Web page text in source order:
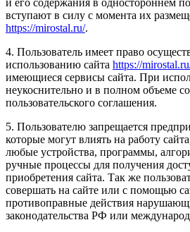
вступают в силу с момента их
https://mirostal.ru/.
4. Пользователь имеет право
использованию сайта https://
имеющиеся сервисы сайта. При
неукоснительно и в полном объеме
пользовательского соглашения.
5. Пользователю запрещается
которые могут влиять на работу
любые устройства, программы,
ручные процессы для получения
приобретения сайта. Так же
совершать на сайте или с помощью
противоправные действия
законодательства РФ или